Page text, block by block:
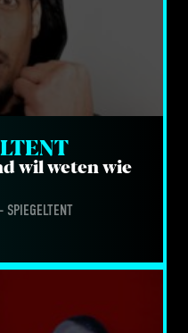
wil weten wie
SPIEGELTENT